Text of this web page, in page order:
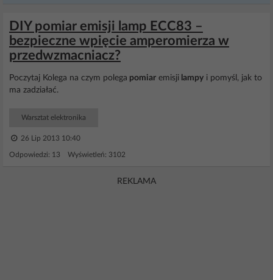
DIY pomiar emisji lamp ECC83 –
bezpieczne wpięcie amperomierza w
przedwzmacniacz?
Poczytaj Kolega na czym polega pomiar emisji lampy i pomyśl, jak to
ma zadziałać.
Warsztat elektronika
26 Lip 2013 10:40
Odpowiedzi: 13 Wyświetleń: 3102
REKLAMA